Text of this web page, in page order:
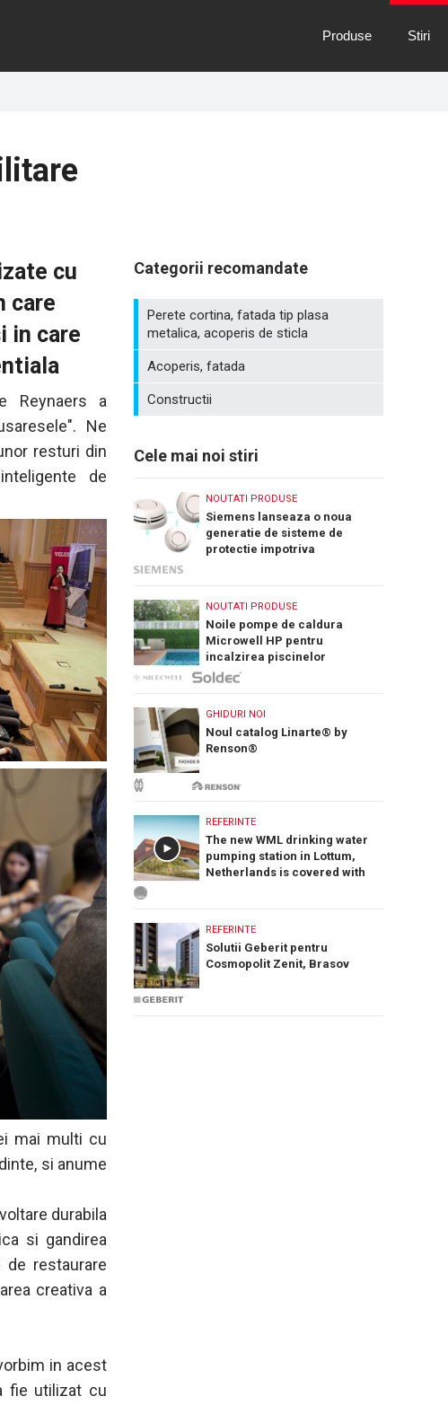
Produse Stiri
cu
care
in care
Reynaers a
Ne
resturi din
de
mai multi cu
si anume
durabila
si gandirea
restaurare
creativa a
in acest
fie utilizat cu
Categorii recomandate
Perete cortina, fatada tip plasa
metalica, acoperis de sticla
Acoperis, fatada
Constructii
Cele mai noi stiri
NOUTATI PRODUSE
Siemens lanseaza o noua
generatie de sisteme de
protectie impotriva
NOUTATI PRODUSE
Noile pompe de caldura
Microwell HP pentru
incalzirea piscinelor
GHIDURI NOI
Noul catalog Linarte® by
Renson®
REFERINTE
The new WML drinking water
pumping station in Lottum,
Netherlands is covered with
REFERINTE
Solutii Geberit pentru
Cosmopolit Zenit, Brasov